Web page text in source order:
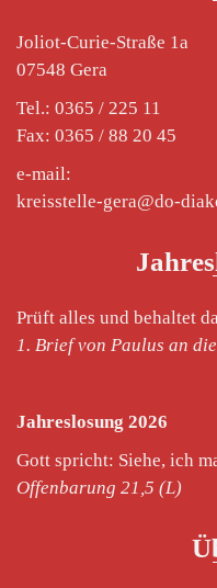
Joliot-Curie-Straße 1a
07548 Gera
Tel.: 0365 / 225 11
Fax: 0365 / 88 20 45
e-mail:
kreisstelle-gera@do-
Prüft alles und behaltet
1. Brief von Paulus an
Jahreslosung 2026
Gott spricht: Siehe, ich
Offenbarung 21,5 (L)